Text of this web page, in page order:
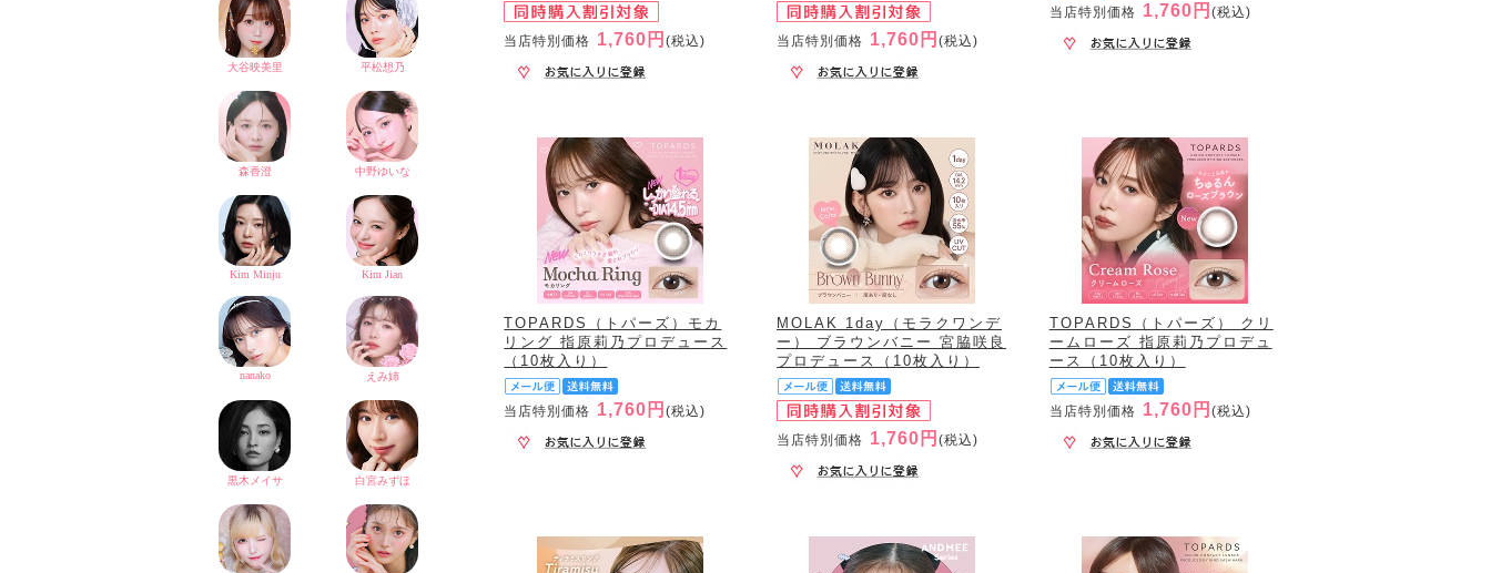
当店特別価格 1,760円(税込) 当店特別価格 1,760円(税込)
当店特別価格 1,760円 (税込)
TOPARDS（トパーズ）モカ
リング 指原莉乃プロデュース
（10枚入り）
当店特別価格 1,760円(税込)
MOLAK 1day（モラクワンデ
ー） ブラウンバニー 宮脇咲良
プロデュース（10枚入り）
当店特別価格 1,760円(税込)
TOPARDS（トパーズ） クリ
ームローズ 指原莉乃プロデュ
ース（10枚入り）
当店特別価格 1,760円 (税込)